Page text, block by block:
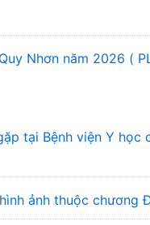
Nhơn năm 2026 (
tại Bệnh viện Y
ảnh thuộc chương